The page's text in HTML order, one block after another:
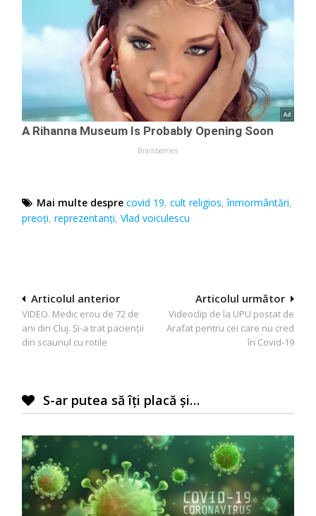
Mai multe despre covid 19,cult religios,înmormântări,
preoţi,reprezentanți,Vlad voiculescu
Navigare
în
articole
Articolul următor
Videoclip de la UPU postat de
Arafat pentru cei care nu cred
în Covid-19
Articolul anterior
VIDEO. Medic erou de 72 de
ani din Cluj. Și-a trat pacienții
din scaunul cu rotile
S-ar putea să îți placă și…